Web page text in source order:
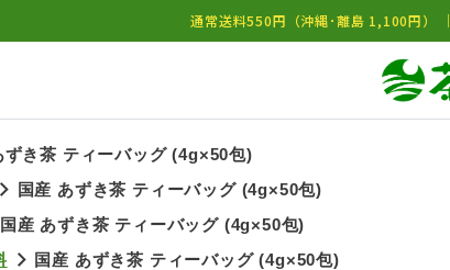
通常送料550円（沖縄･離島 1,100円）
ずき茶 ティーバッグ (4g×50包)
国産 あずき茶 ティーバッグ (4g×50包)
国産 あずき茶 ティーバッグ (4g×50包)
国産 あずき茶 ティーバッグ (4g×50包)